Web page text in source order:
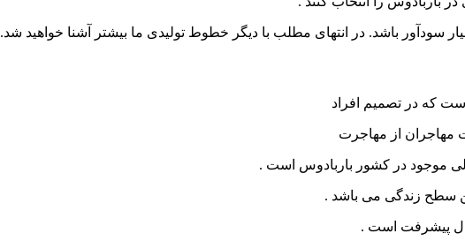
سودآور باشد. در انتهای مطلب با دیگر خطوط تولیدی ما بیشتر آشنا خواهید شد.
که در تصمیم افراد
مهاجران از مهاجرت
موجود در کشور باربادوس است .
سطح زندگی می باشد .
پیشرفت است .